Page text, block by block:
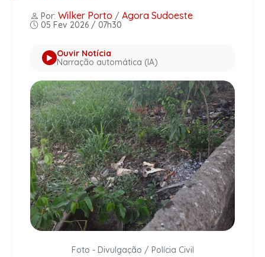
Por: Wilker Porto / Agora Sudoeste
05 Fev 2026 / 07h30
Ouvir Notícia
Narração automática (IA)
Foto - Divulgação / Polícia Civil